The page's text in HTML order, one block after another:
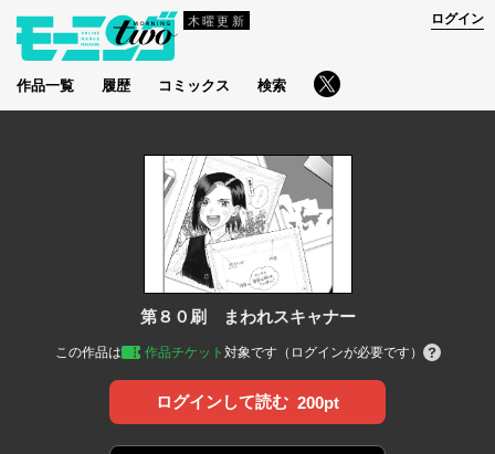
木曜更新
作品一覧 履歴 コミックス 検索
ログイン
第８０刷 まわれスキャナー
この作品は 作品チケット 対象です（ログインが必要です）
ログインして読む 200pt